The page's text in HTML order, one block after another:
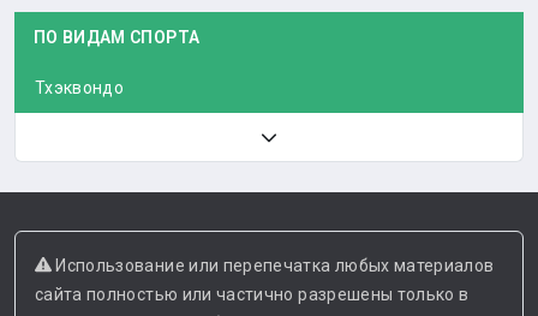
ПО ВИДАМ СПОРТА
Тхэквондо
Использование или перепечатка любых материалов
сайта полностью или частично разрешены только в